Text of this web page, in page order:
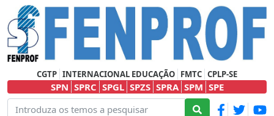
CGTP INTERNACIONAL EDUCAÇÃO FMTC CPLP-SE
SPN SPRC SPGL SPZS SPRA SPM SPE